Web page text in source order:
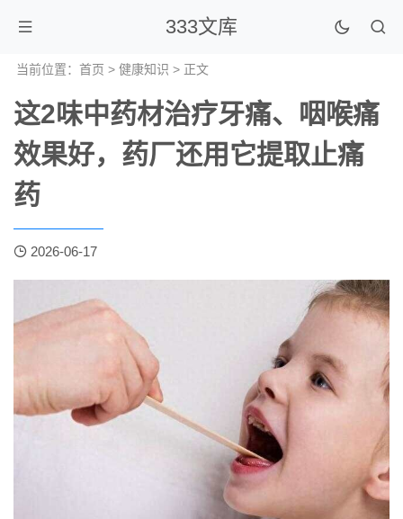
333文库
当前位置： 首页 > 健康知识 > 正文
这2味中药材治疗牙痛、咽喉痛
效果好，药厂还用它提取止痛
药
2026-06-17